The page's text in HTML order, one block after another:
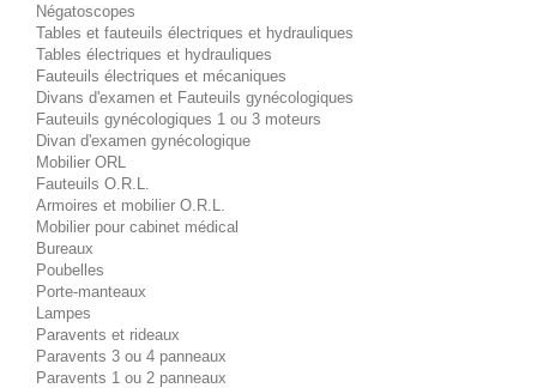
Négatoscopes
Tables et fauteuils électriques et hydrauliques
Tables électriques et hydrauliques
Fauteuils électriques et mécaniques
Divans d'examen et Fauteuils gynécologiques
Fauteuils gynécologiques 1 ou 3 moteurs
Divan d'examen gynécologique
Mobilier ORL
Fauteuils O.R.L.
Armoires et mobilier O.R.L.
Mobilier pour cabinet médical
Bureaux
Poubelles
Porte-manteaux
Lampes
Paravents et rideaux
Paravents 3 ou 4 panneaux
Paravents 1 ou 2 panneaux